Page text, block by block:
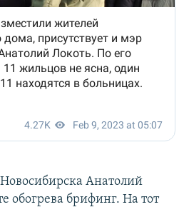
Анатолий
обогрева брифинг. На тот